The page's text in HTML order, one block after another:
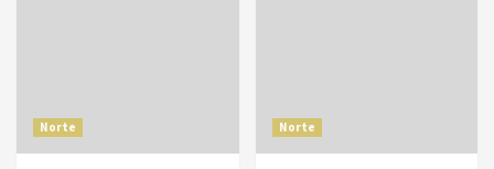
Norte Norte